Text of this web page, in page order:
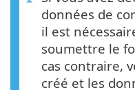
données de
il est
soumettre le
cas contraire,
créé et les